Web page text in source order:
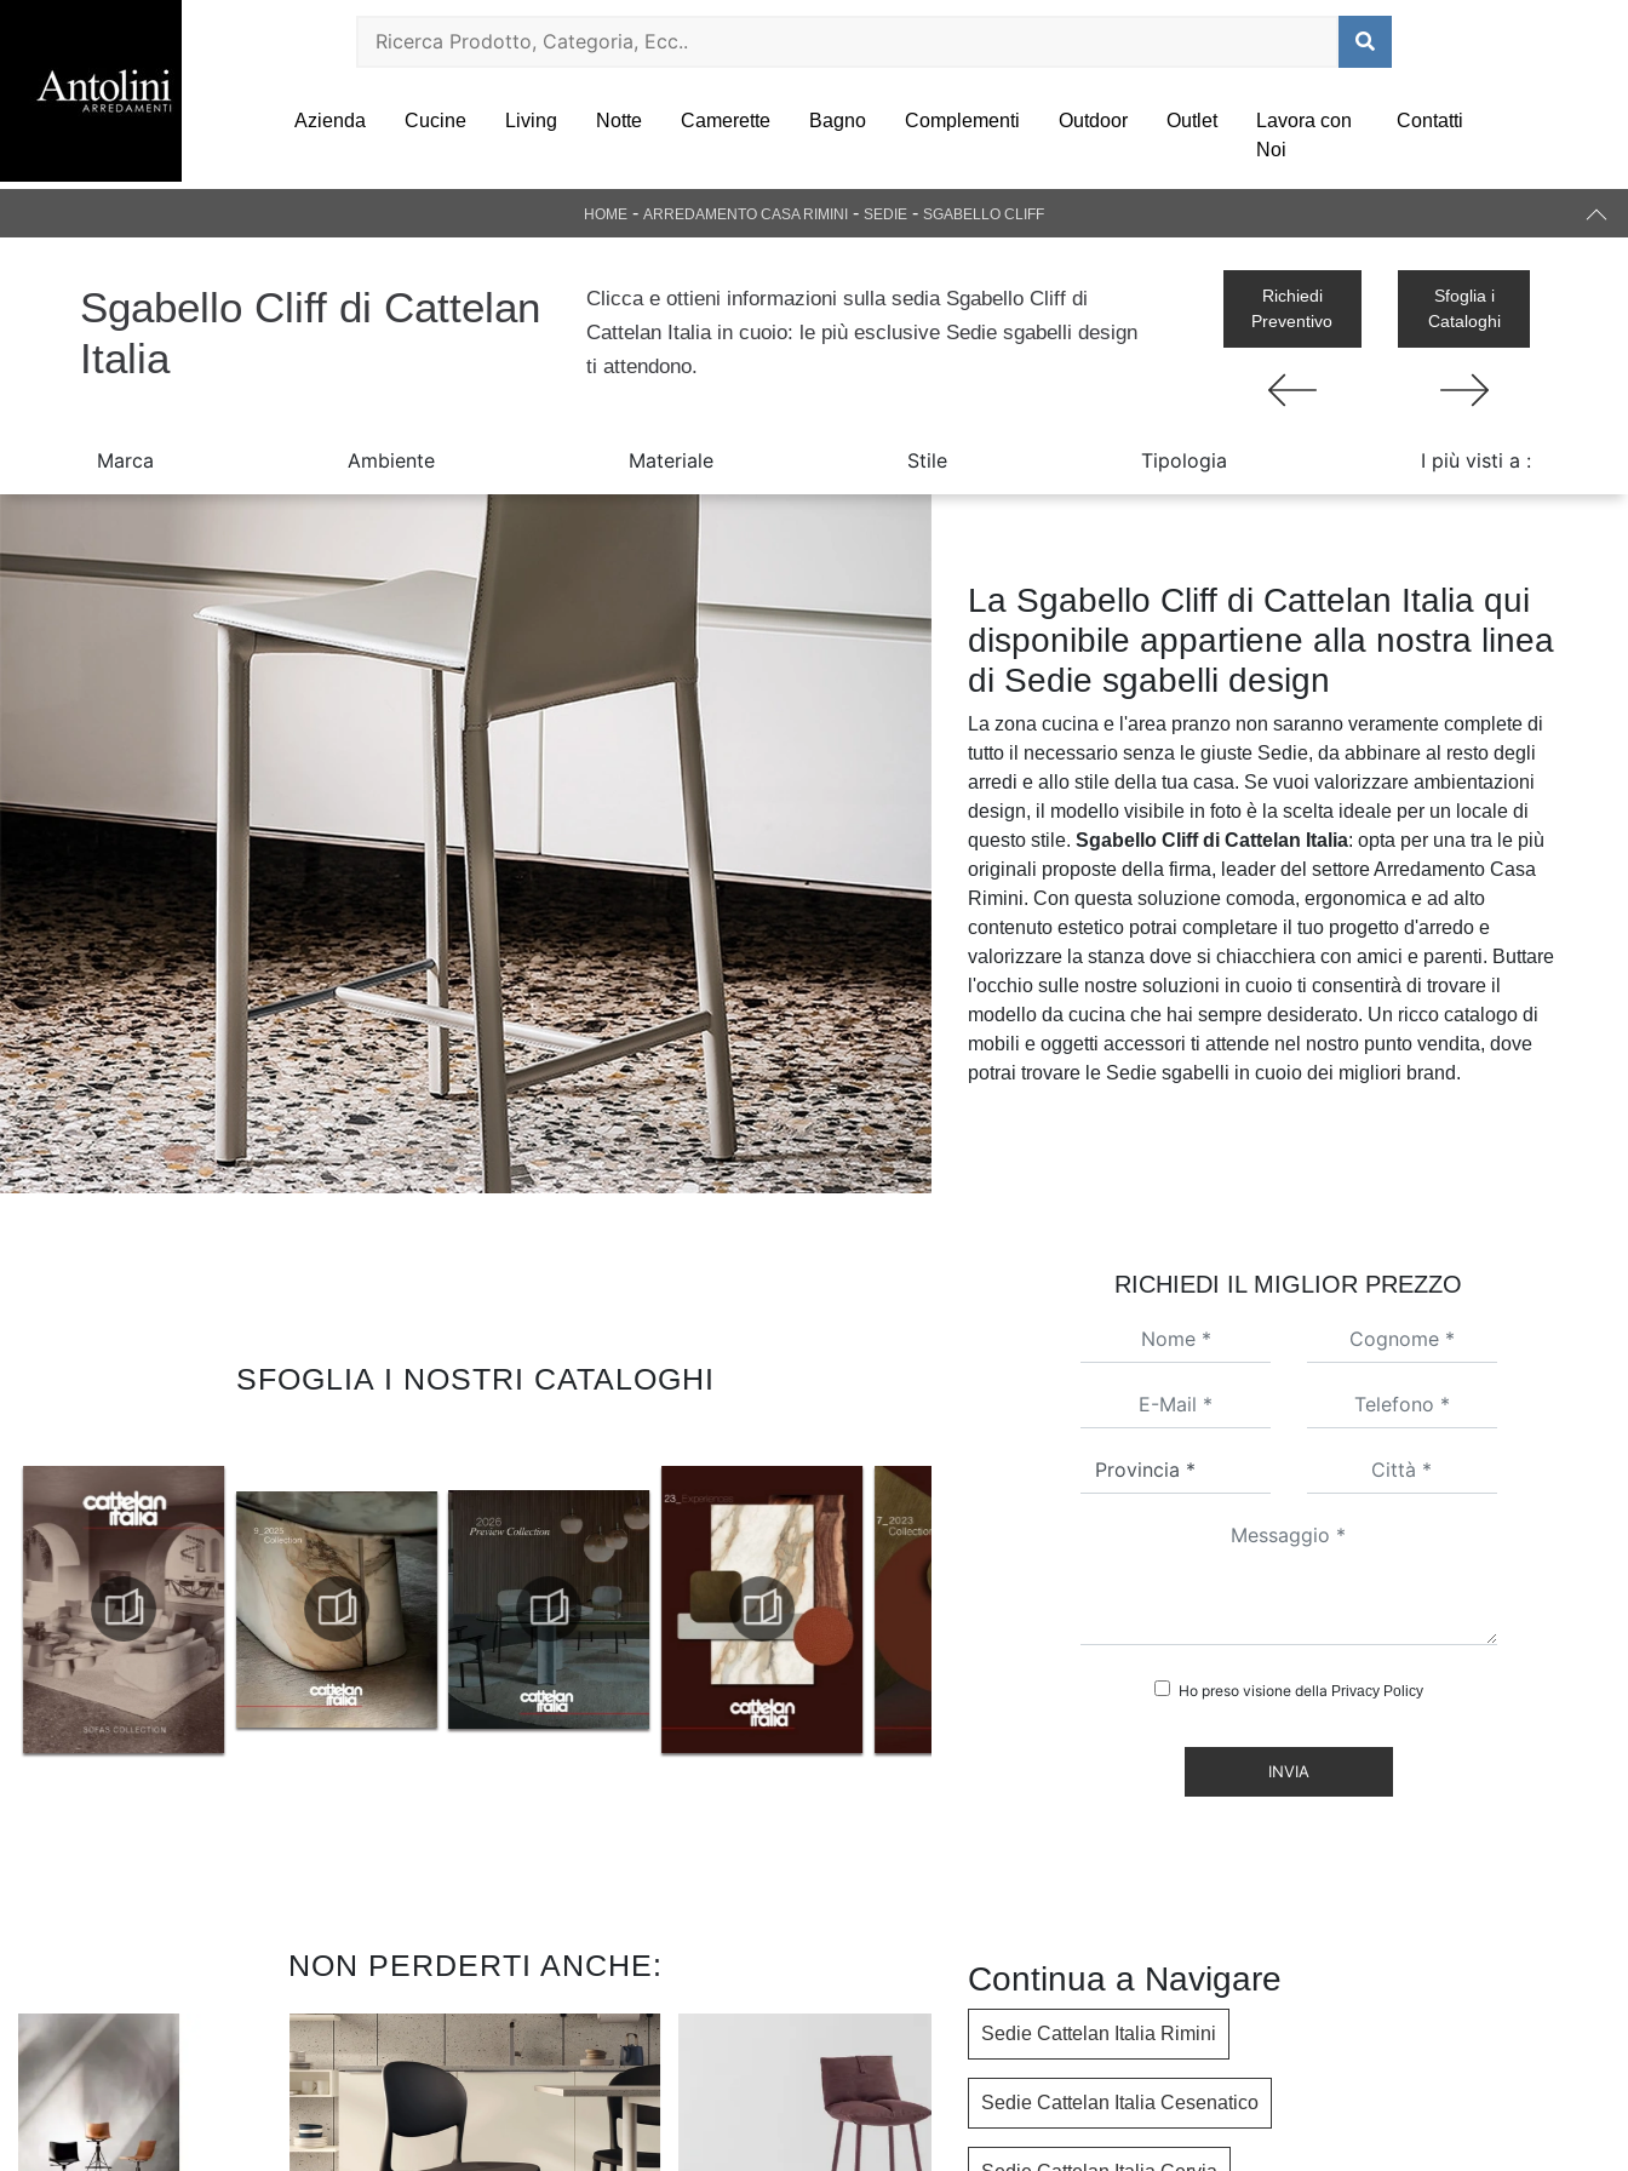
Azienda Cucine Living Notte Camerette Bagno Complementi Outdoor Outlet
Lavora con
Noi
Contatti
HOME - ARREDAMENTO CASA RIMINI - SEDIE - SGABELLO CLIFF
Sgabello Cliff di Cattelan
Italia
Clicca e ottieni informazioni sulla sedia Sgabello Cliff di
Cattelan Italia in cuoio: le più esclusive Sedie sgabelli design
ti attendono.
Richiedi
Preventivo
Sfoglia i
Cataloghi
Marca Ambiente Materiale Stile Tipologia I più visti a :
La Sgabello Cliff di Cattelan Italia qui
disponibile appartiene alla nostra linea
di Sedie sgabelli design
La zona cucina e l'area pranzo non saranno veramente complete di
tutto il necessario senza le giuste Sedie, da abbinare al resto degli
arredi e allo stile della tua casa. Se vuoi valorizzare ambientazioni
design, il modello visibile in foto è la scelta ideale per un locale di
questo stile. Sgabello Cliff di Cattelan Italia: opta per una tra le più
originali proposte della firma, leader del settore Arredamento Casa
Rimini. Con questa soluzione comoda, ergonomica e ad alto
contenuto estetico potrai completare il tuo progetto d'arredo e
valorizzare la stanza dove si chiacchiera con amici e parenti. Buttare
l'occhio sulle nostre soluzioni in cuoio ti consentirà di trovare il
modello da cucina che hai sempre desiderato. Un ricco catalogo di
mobili e oggetti accessori ti attende nel nostro punto vendita, dove
potrai trovare le Sedie sgabelli in cuoio dei migliori brand.
SFOGLIA I NOSTRI CATALOGHI
RICHIEDI IL MIGLIOR PREZZO
Ho preso visione della Privacy Policy
INVIA
NON PERDERTI ANCHE: Continua a Navigare
Sedie Cattelan Italia Rimini
Sedie Cattelan Italia Cesenatico